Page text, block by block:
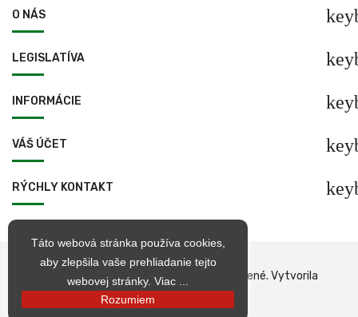
O NÁS
LEGISLATÍVA
INFORMÁCIE
VÁŠ ÚČET
RÝCHLY KONTAKT
Táto webová stránka používa cookies,
aby zlepšila vaše prehliadanie tejto
webovej stránky. Viac ...
Rozumiem
© 1998 – 2026 jarkop.sk Všetky práva vyhradené. Vytvorila
Becrea